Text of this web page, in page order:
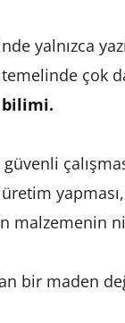
yalnızca
çok
bilimi.
bir maden